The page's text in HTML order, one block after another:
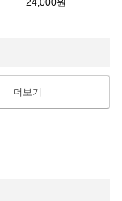
더보기